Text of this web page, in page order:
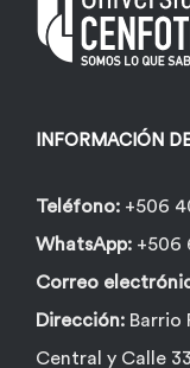
INFORMACIÓN
Teléfono: +506
WhatsApp: +506
Correo
Dirección: Barrio
Central y Calle